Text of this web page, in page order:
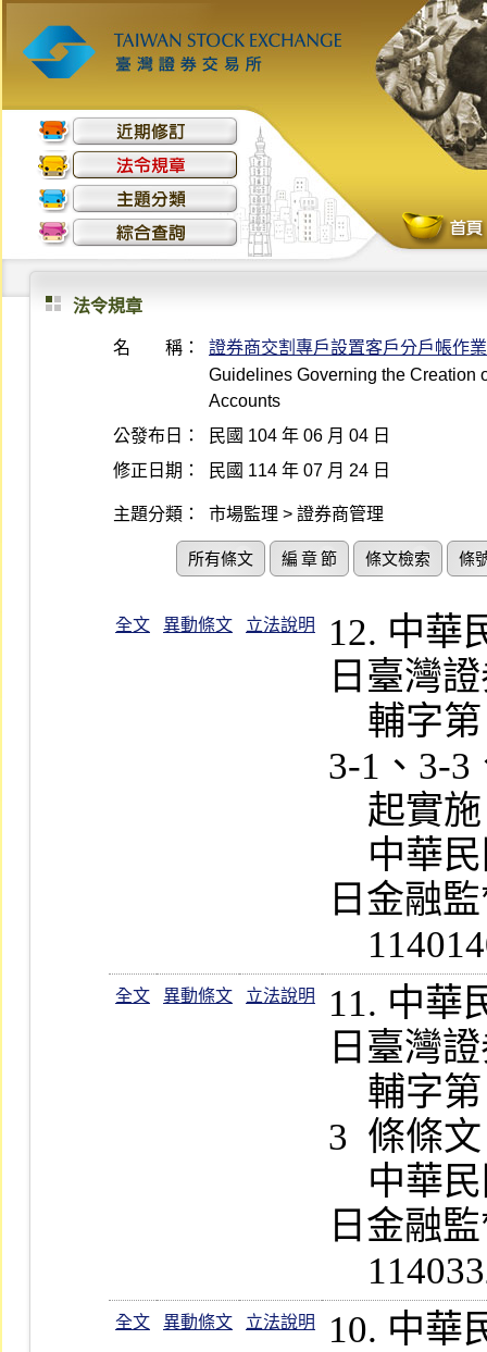
法令規章
名 稱：
證券商交割專戶設置客戶分戶帳作
Guidelines Governing the Creation
Accounts
公發布日：
民國 104 年 06 月 04 日
修正日期：
民國 114 年 07 月 24 日
主題分類： 市場監理 > 證券商管理
所有條文 編 章 節 條文檢索 條
全文 異動條文 立法說明
12. 中華
日臺灣
3-1、3-3
日金融
全文 異動條文 立法說明
11. 中華
日臺灣
3  條條
日金融
全文 異動條文 立法說明
10. 中華